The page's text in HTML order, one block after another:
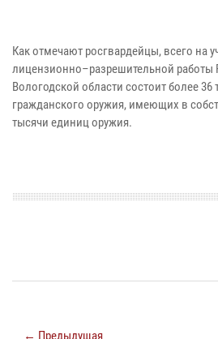
Как отмечают росгвардейцы, всего на
лицензионно–разрешительной работы
Вологодской области состоит более
гражданского оружия, имеющих в
тысячи единиц оружия.
← Предыдущая